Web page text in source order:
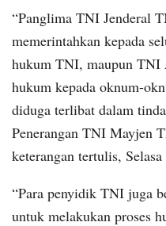
“Panglima TNI Jenderal
memerintahkan kepada
hukum TNI, maupun TNI
hukum kepada oknum-
diduga terlibat dalam
Penerangan TNI Mayjen
keterangan tertulis,
“Para penyidik TNI juga
untuk melakukan proses